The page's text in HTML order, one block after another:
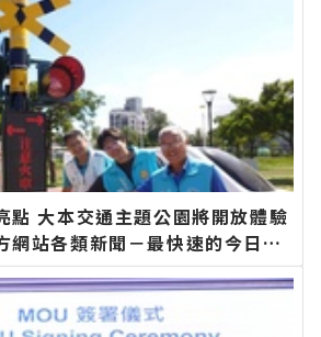
點 大本交通主題公園將開放體驗
網站各類新聞－最快速的今日新
資訊！